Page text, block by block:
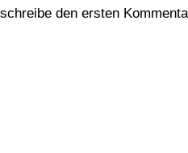
schreibe den ersten